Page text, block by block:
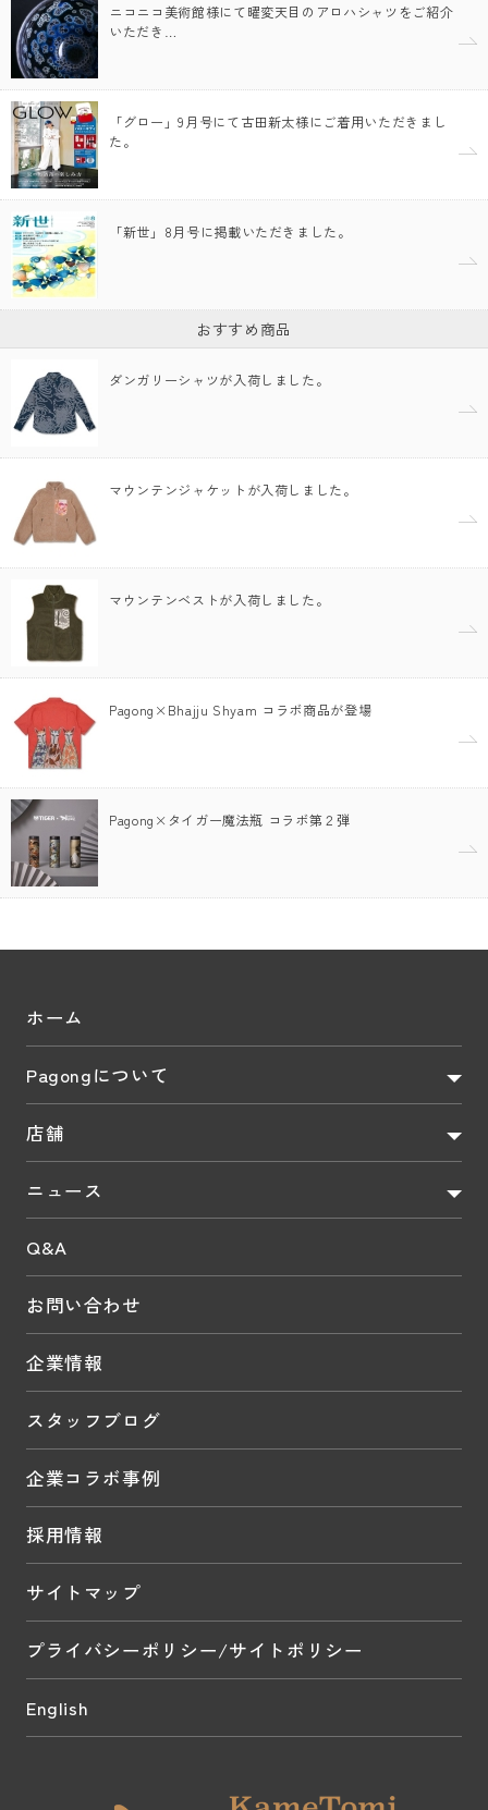
ニコニコ美術館様にて曜変天目のアロハシャツをご紹介
いただき…
「グロー」9月号にて古田新太様にご着用いただきまし
た。
「新世」8月号に掲載いただきました。
おすすめ商品
ダンガリーシャツが入荷しました。
マウンテンジャケットが入荷しました。
マウンテンベストが入荷しました。
Pagong×Bhajju Shyam コラボ商品が登場
Pagong×タイガー魔法瓶 コラボ第２弾
ホーム
Pagongについて
店舗
ニュース
Q&A
お問い合わせ
企業情報
スタッフブログ
企業コラボ事例
採用情報
サイトマップ
プライバシーポリシー/サイトポリシー
English